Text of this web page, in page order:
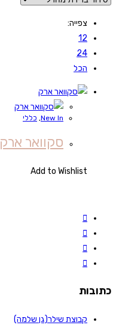
צפייה:
12
24
הכל
New In
, כללי
סקוואר ארק
Add to Wishlist
כתובות
קבוצת שילר(גן שלמה)